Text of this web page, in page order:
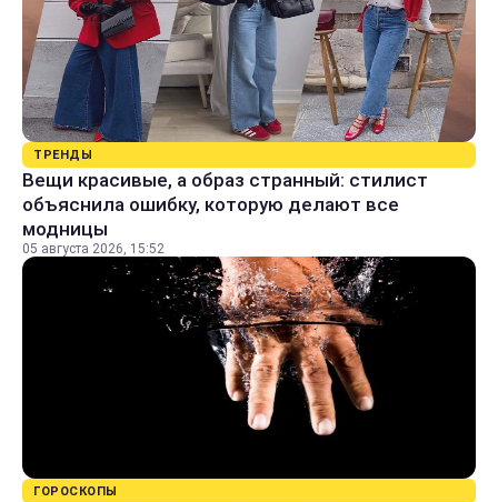
ТРЕНДЫ
Вещи красивые, а образ странный: стилист
объяснила ошибку, которую делают все
модницы
05 августа 2026, 15:52
ГОРОСКОПЫ